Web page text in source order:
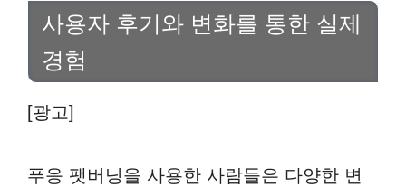
사용자 후기와 변화를 통한 실제
경험
[광고]
푸응 팻버닝을 사용한 사람들은 다양한 변